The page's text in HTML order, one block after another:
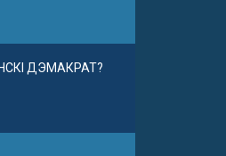
ДЭМАКРАТ?